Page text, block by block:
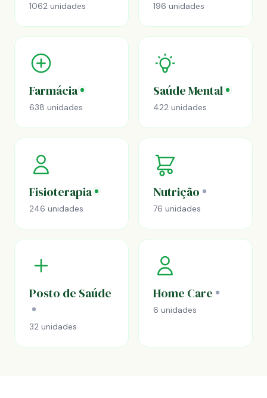
1062 unidades 196 unidades
Farmácia
638 unidades
Saúde Mental
422 unidades
Fisioterapia
246 unidades
Nutrição
76 unidades
Posto de Saúde
32 unidades
Home Care
6 unidades